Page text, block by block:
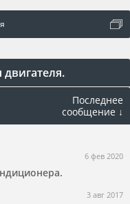
Последнее
сообщение ↓
6 фев 2020
3 авг 2017
оват